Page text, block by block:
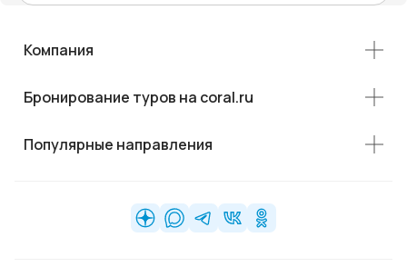
Компания
Бронирование туров на coral.ru
Популярные направления